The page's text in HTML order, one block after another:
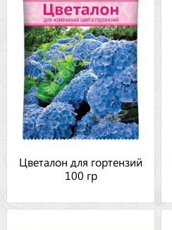
Цветалон для гортензий
100 гр